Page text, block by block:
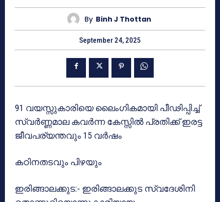
By Binh J Thottan
September 24, 2025
91 വയസ്സുകാരിയെ ലൈംഗികമായി പീഢിപ്പിച്ച്
സ്വർണ്ണമാല കവർന്ന കേസ്സിൽ പ്രതിക്ക് ഇരട്ട
ജീവപര്യന്തവും 15 വർഷം
കഠിനതടവും പിഴയും
ഇരിങ്ങാലക്കുട:- ഇരിങ്ങാലക്കുട സ്വദേശിനി